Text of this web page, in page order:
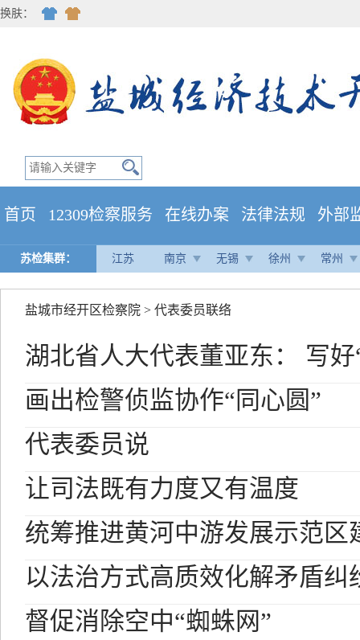
换肤：
首页 12309检察服务 在线办案 法律法规 外部
苏检集群： 江苏 南京 无锡 徐州 常州
盐城市经开区检察院 > 代表委员联络
湖北省人大代表董亚东： 写好
画出检警侦监协作“同心圆”
代表委员说
让司法既有力度又有温度
统筹推进黄河中游发展示范区
以法治方式高质效化解矛盾纠
督促消除空中“蜘蛛网”